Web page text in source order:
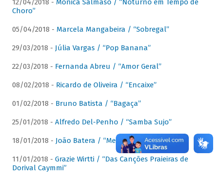
12/04/2018 - Mônica Salmaso / “Noturno em Tempo de
Choro”
05/04/2018 - Marcela Mangabeira / “Sobregal”
29/03/2018 - Júlia Vargas / “Pop Banana”
22/03/2018 - Fernanda Abreu / “Amor Geral”
08/02/2018 - Ricardo de Oliveira / “Encaixe”
01/02/2018 - Bruno Batista / “Bagaça”
25/01/2018 - Alfredo Del-Penho / “Samba Sujo”
18/01/2018 - João Batera / “Meu Pandeiro”
11/01/2018 - Grazie Wirtti / “Das Canções Praieiras de
Dorival Caymmi”